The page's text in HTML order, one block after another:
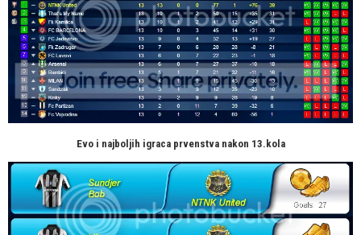
Evo i najboljih igraca prvenstva nakon 13.kola